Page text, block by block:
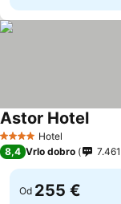
4 ZvezdiceHotel
Astor Hotel
8,4 Vrlo dobro 7.461
Od 255 €